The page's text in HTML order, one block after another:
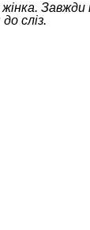
Завжди
сліз.